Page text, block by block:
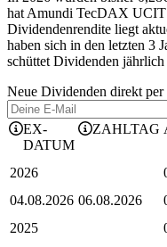
hat Amundi TecDAX
Dividendenrendite liegt
haben sich in den letzten 3
schüttet Dividenden
Neue Dividenden direkt
EX-
DATUM
ZAHLTAG
2026
04.08.2026 06.08.2026
2025